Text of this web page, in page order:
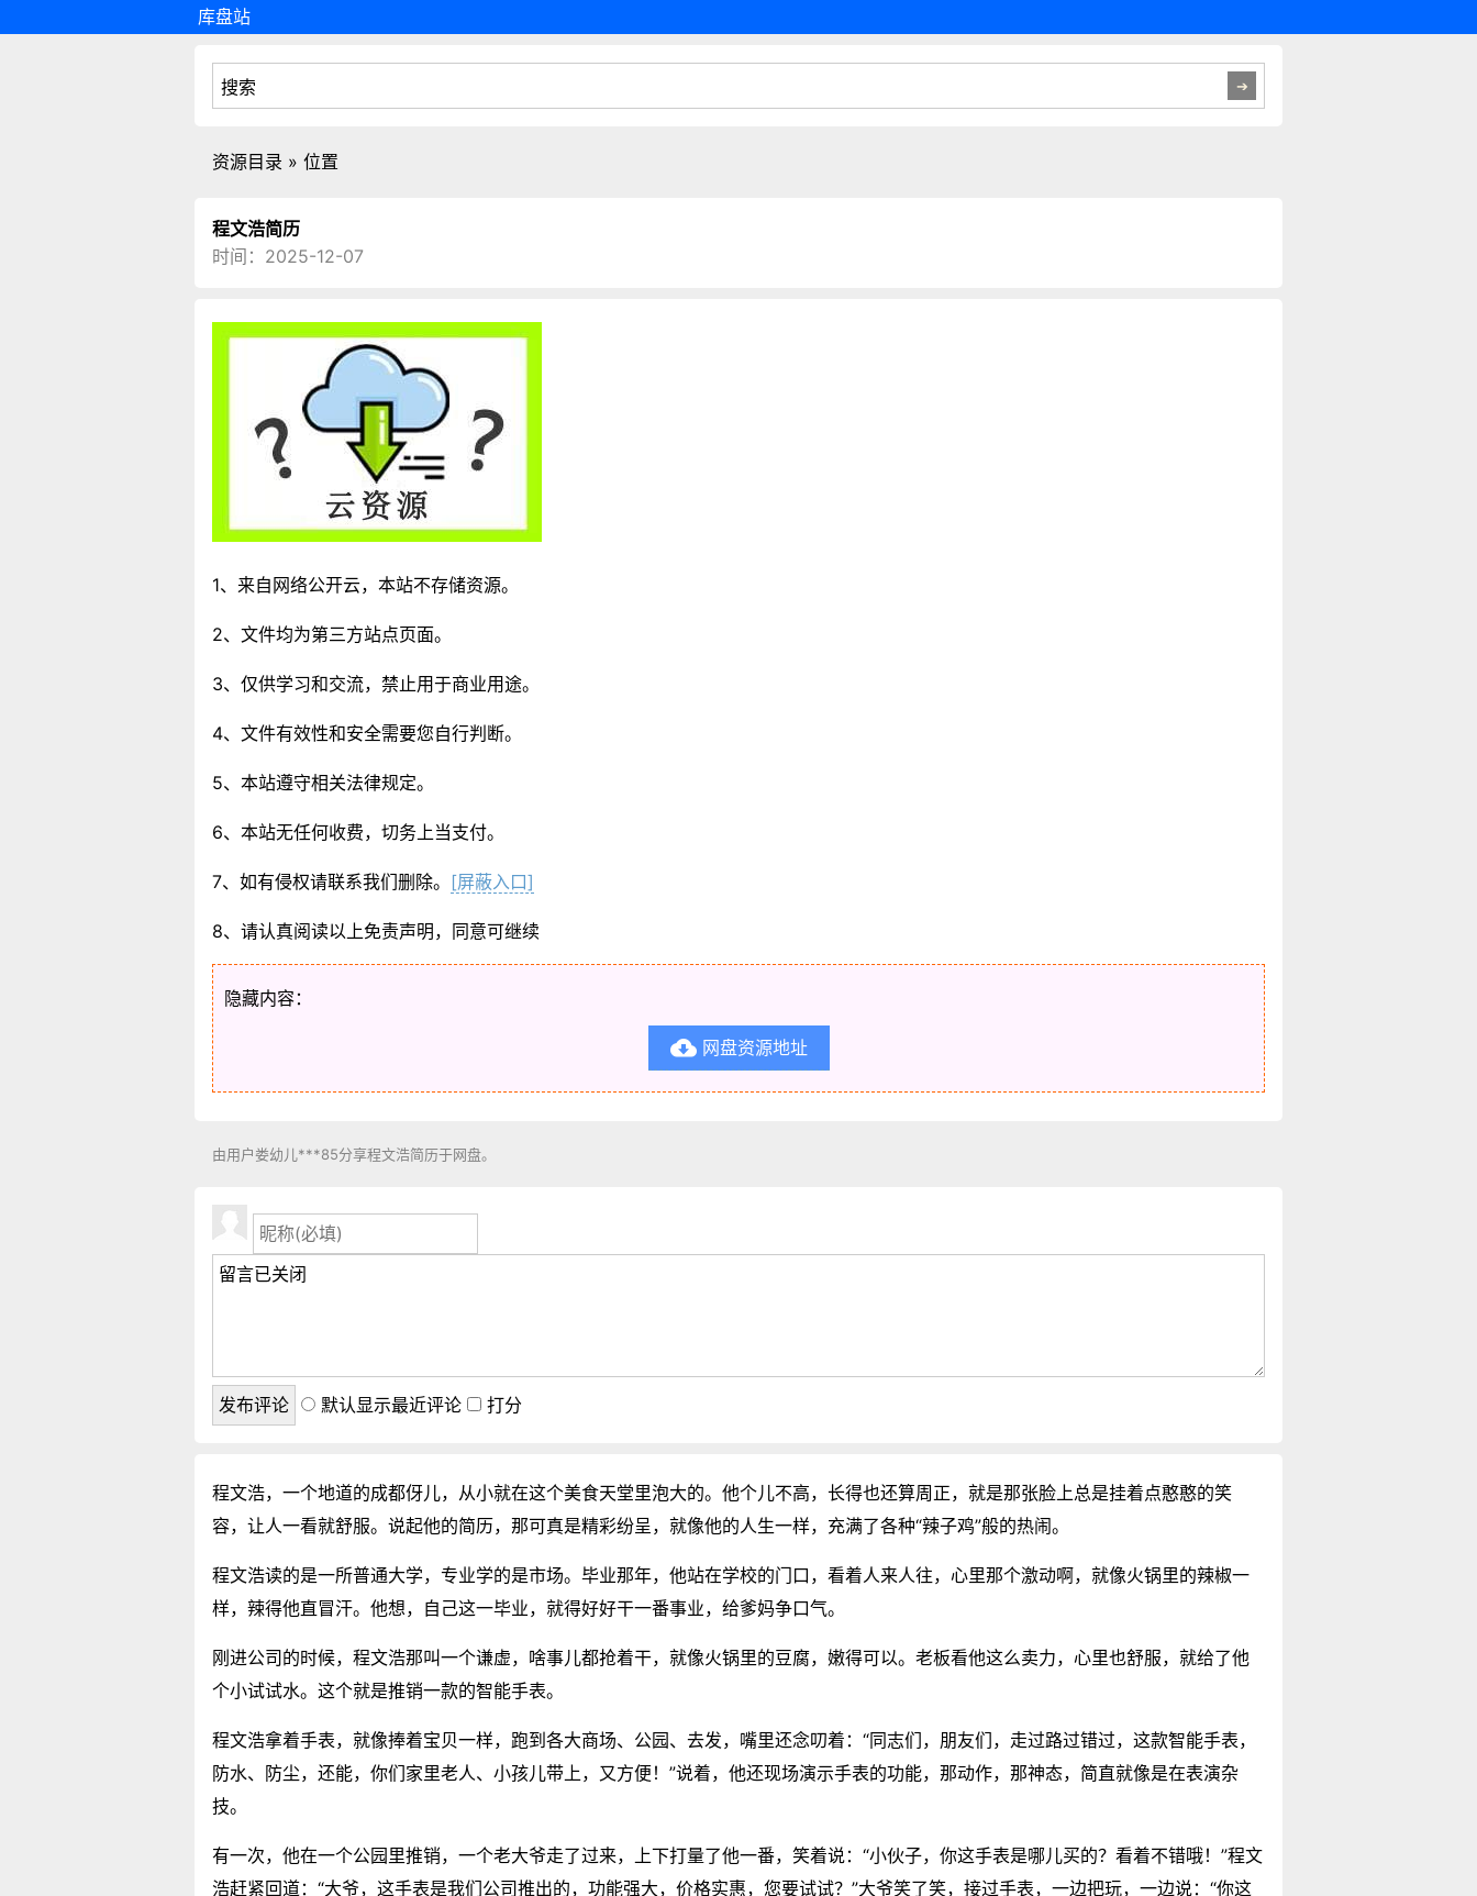
库盘站
资源目录 » 位置
程文浩简历
时间：2025-12-07
1、来自网络公开云，本站不存储资源。
2、文件均为第三方站点页面。
3、仅供学习和交流，禁止用于商业用途。
4、文件有效性和安全需要您自行判断。
5、本站遵守相关法律规定。
6、本站无任何收费，切务上当支付。
7、如有侵权请联系我们删除。 [屏蔽入口]
8、请认真阅读以上免责声明，同意可继续
隐藏内容：
网盘资源地址
由用户娄幼儿***85分享程文浩简历于网盘。
默认显示最近评论 打分
程文浩，一个地道的成都伢儿，从小就在这个美食天堂里泡大的。他个儿不高，长得也还算周正，就是那张脸上总是挂着点憨憨的笑
容，让人一看就舒服。说起他的简历，那可真是精彩纷呈，就像他的人生一样，充满了各种“辣子鸡”般的热闹。
程文浩读的是一所普通大学，专业学的是市场。毕业那年，他站在学校的门口，看着人来人往，心里那个激动啊，就像火锅里的辣椒一
样，辣得他直冒汗。他想，自己这一毕业，就得好好干一番事业，给爹妈争口气。
刚进公司的时候，程文浩那叫一个谦虚，啥事儿都抢着干，就像火锅里的豆腐，嫩得可以。老板看他这么卖力，心里也舒服，就给了他
个小试试水。这个就是推销一款的智能手表。
程文浩拿着手表，就像捧着宝贝一样，跑到各大商场、公园、去发，嘴里还念叨着：“同志们，朋友们，走过路过错过，这款智能手表，
防水、防尘，还能，你们家里老人、小孩儿带上，又方便！”说着，他还现场演示手表的功能，那动作，那神态，简直就像是在表演杂
技。
有一次，他在一个公园里推销，一个老大爷走了过来，上下打量了他一番，笑着说：“小伙子，你这手表是哪儿买的？看着不错哦！”程文
浩赶紧回道：“大爷，这手表是我们公司推出的，功能强大，价格实惠，您要试试？”大爷笑了笑，接过手表，一边把玩，一边说：“你这